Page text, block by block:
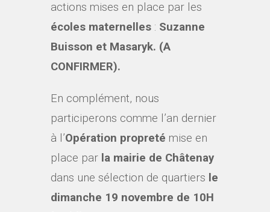
actions mises en place par les
écoles maternelles : Suzanne
Buisson et Masaryk. (A
CONFIRMER).
En complément, nous
participerons comme l’an dernier
à l’Opération propreté mise en
place par la mairie de Châtenay
dans une sélection de quartiers le
dimanche 19 novembre de 10H